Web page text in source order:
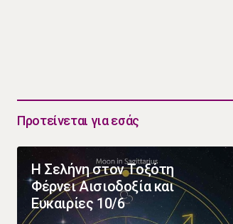
Προτείνεται για εσάς
Η Σελήνη στον Τοξότη
Φέρνει Αισιοδοξία και
Ευκαιρίες 10/6